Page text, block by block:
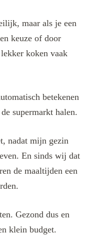
maar als je een
keuze of door
koken vaak
betekenen
supermarkt halen.
nadat mijn gezin
En sinds wij dat
de maaltijden een
Gezond dus en
klein budget.